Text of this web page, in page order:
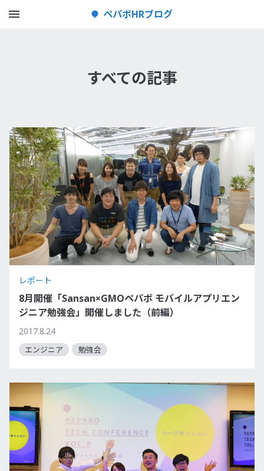
ペパボHRブログ
すべての記事
レポート
8月開催「Sansan×GMOペパボ モバイルアプリエン
ジニア勉強会」開催しました（前編）
2017.8.24
エンジニア 勉強会